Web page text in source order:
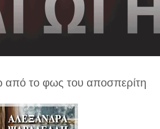
το φως του αποσπερίτη